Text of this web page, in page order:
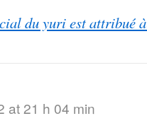
du yuri est attribué
at 21 h 04 min